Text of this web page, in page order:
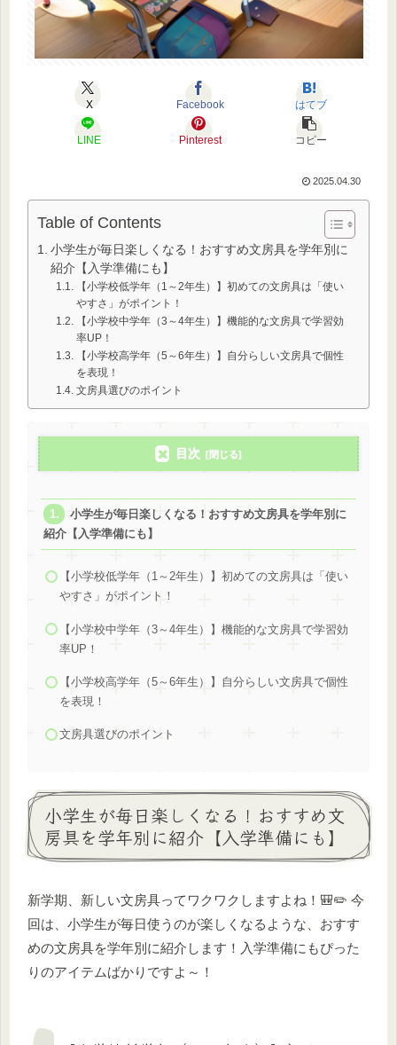
X Facebook はてブ
LINE Pinterest コピー
2025.04.30
Table of Contents
小学生が毎日楽しくなる！おすすめ文房具を学年別に
紹介【入学準備にも】
【小学校低学年（1～2年生）】初めての文房具は「使い
やすさ」がポイント！
【小学校中学年（3～4年生）】機能的な文房具で学習効
率UP！
【小学校高学年（5～6年生）】自分らしい文房具で個性
を表現！
文房具選びのポイント
目次
小学生が毎日楽しくなる！おすすめ文房具を学年別に
紹介【入学準備にも】
【小学校低学年（1～2年生）】初めての文房具は「使い
やすさ」がポイント！
【小学校中学年（3～4年生）】機能的な文房具で学習効
率UP！
【小学校高学年（5～6年生）】自分らしい文房具で個性
を表現！
文房具選びのポイント
小学生が毎日楽しくなる！おすすめ文
房具を学年別に紹介【入学準備にも】
新学期、新しい文房具ってワクワクしますよね！🎒✏️ 今
回は、小学生が毎日使うのが楽しくなるような、おすす
めの文房具を学年別に紹介します！入学準備にもぴった
りのアイテムばかりですよ～！